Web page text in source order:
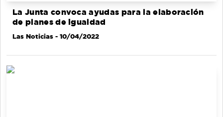
La Junta convoca ayudas para la elaboración
de planes de igualdad
Las Noticias - 10/04/2022